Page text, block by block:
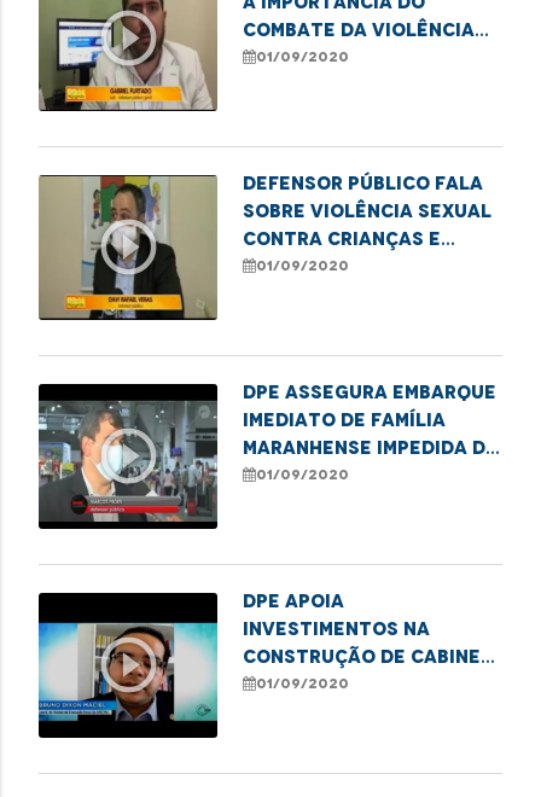
play_circle_outline
combate da violência
sexual contra a
01/09/2020
play_circle_outline
Defensor público fala
sobre violência sexual
contra crianças e
adolescentes
01/09/2020
play_circle_outline
DPE assegura embarque
imediato de família
maranhense impedida de
viajar
01/09/2020
play_circle_outline
DPE apoia
investimentos na
construção de cabines
íntimas no Complexo
01/09/2020